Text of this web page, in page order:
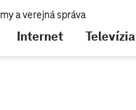
Internet Televízia